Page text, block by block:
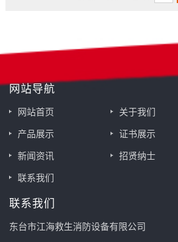
网站导航
网站首页 关于我们
产品展示 证书展示
新闻资讯 招贤纳士
联系我们
联系我们
东台市江海救生消防设备有限公司